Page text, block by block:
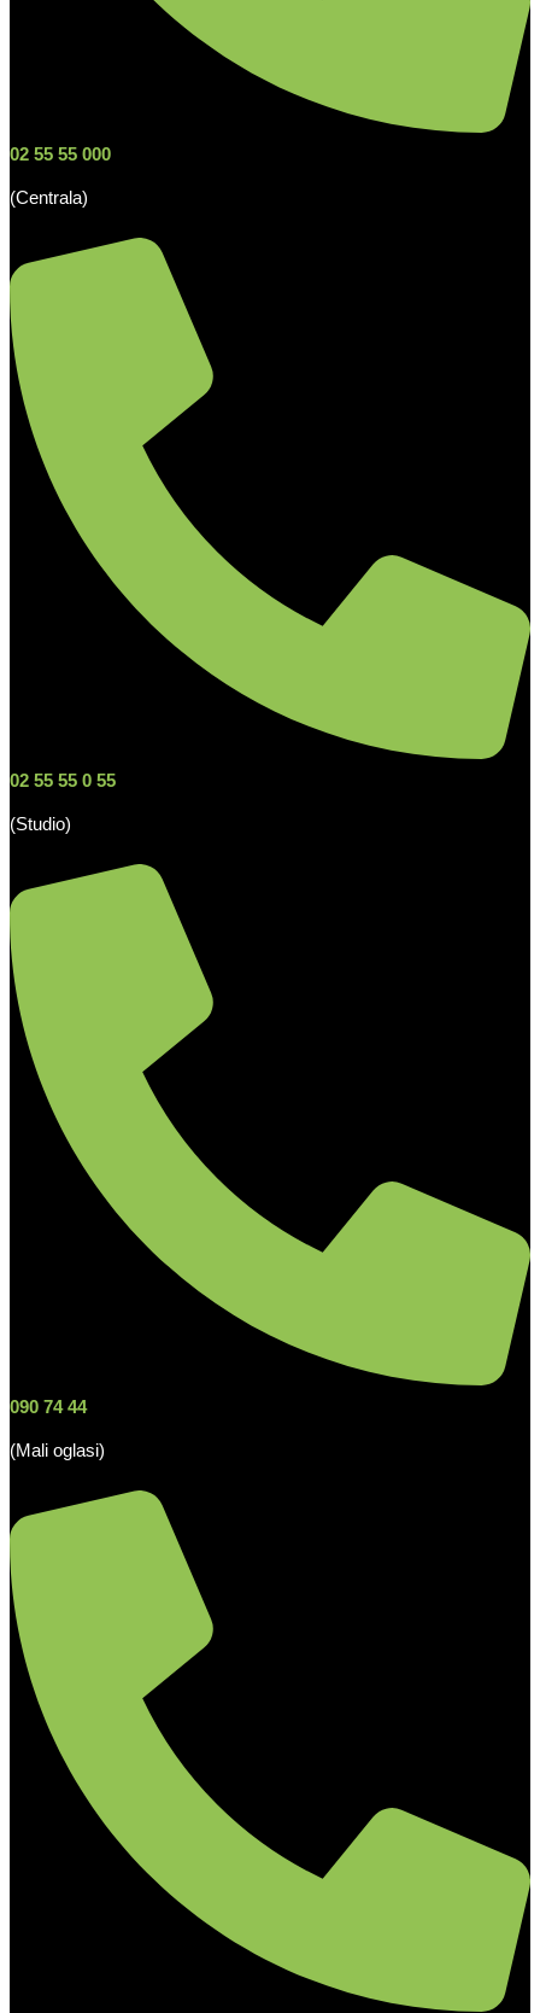
02 55 55 000
(Centrala)
02 55 55 0 55
(Studio)
090 74 44
(Mali oglasi)